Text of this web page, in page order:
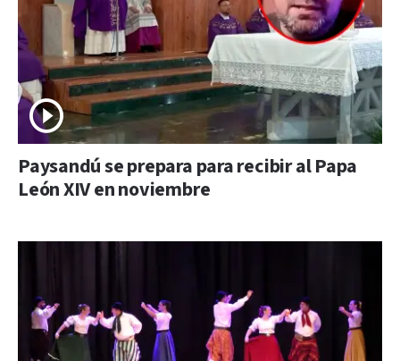
Paysandú se prepara para recibir al Papa
León XIV en noviembre